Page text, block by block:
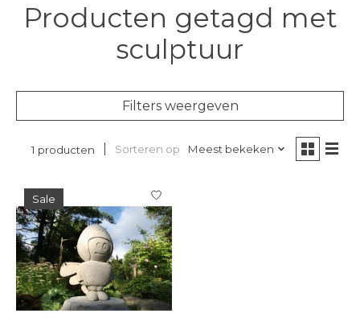
Producten getagd met
sculptuur
Filters weergeven
1 producten Sorteren op Meest bekeken
Sale